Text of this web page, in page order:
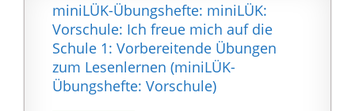
miniLÜK-Übungshefte: miniLÜK:
Vorschule: Ich freue mich auf die
Schule 1: Vorbereitende Übungen
zum Lesenlernen (miniLÜK-
Übungshefte: Vorschule)